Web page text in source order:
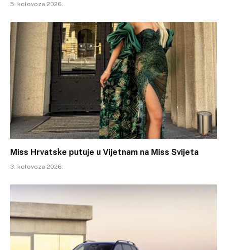
5. kolovoza 2026.
Miss Hrvatske putuje u Vijetnam na Miss Svijeta
3. kolovoza 2026.